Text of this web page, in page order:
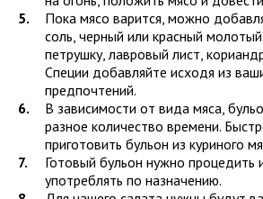
Пока мясо варится, можно
соль, черный или красный молотый
петрушку, лавровый лист,
Специи добавляйте исходя из
предпочтений.
В зависимости от вида мяса,
разное количество времени.
приготовить бульон из куриного
Готовый бульон нужно процедить
употреблять по назначению.